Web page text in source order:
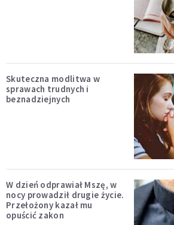
Skuteczna modlitwa w
sprawach trudnych i
beznadziejnych
W dzień odprawiał Mszę, w
nocy prowadził drugie życie.
Przełożony kazał mu
opuścić zakon